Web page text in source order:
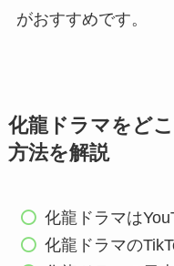
がおすすめです。
化龍ドラマをど
方法を解説
化龍ドラマは
化龍ドラマの